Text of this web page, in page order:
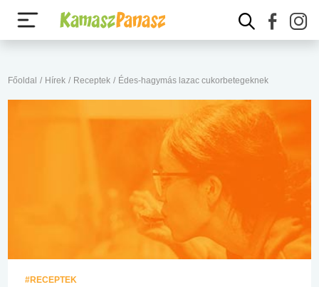
Főoldal / Hírek / Receptek / Édes-hagymás lazac cukorbetegeknek
#RECEPTEK